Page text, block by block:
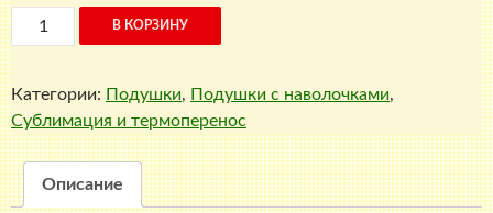
Количество
товара
Подушка
с
наволочкой
в
виде
сердца
В КОРЗИНУ
Категории: Подушки, Подушки с наволочками,
Сублимация и термоперенос
Описание